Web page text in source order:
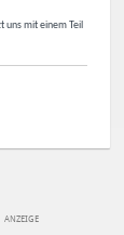
uns mit einem Teil